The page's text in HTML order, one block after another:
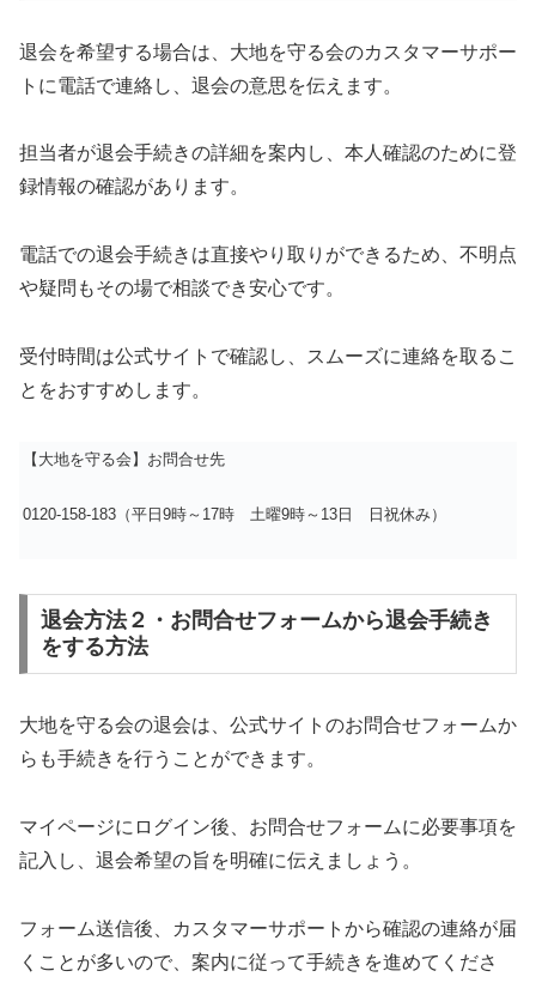
退会を希望する場合は、大地を守る会のカスタマーサポー
トに電話で連絡し、退会の意思を伝えます。
担当者が退会手続きの詳細を案内し、本人確認のために登
録情報の確認があります。
電話での退会手続きは直接やり取りができるため、不明点
や疑問もその場で相談でき安心です。
受付時間は公式サイトで確認し、スムーズに連絡を取るこ
とをおすすめします。
【大地を守る会】お問合せ先
0120-158-183（平日9時～17時 土曜9時～13日 日祝休み）
退会方法２・お問合せフォームから退会手続き
をする方法
大地を守る会の退会は、公式サイトのお問合せフォームか
らも手続きを行うことができます。
マイページにログイン後、お問合せフォームに必要事項を
記入し、退会希望の旨を明確に伝えましょう。
フォーム送信後、カスタマーサポートから確認の連絡が届
くことが多いので、案内に従って手続きを進めてくださ